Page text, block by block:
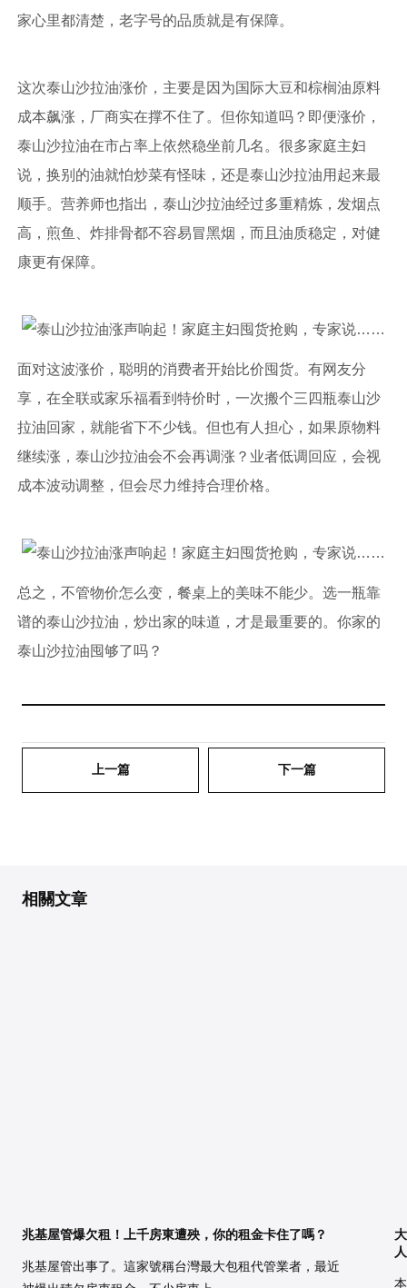
家心里都清楚，老字号的品质就是有保障。
这次泰山沙拉油涨价，主要是因为国际大豆和棕榈油原料
成本飙涨，厂商实在撑不住了。但你知道吗？即便涨价，
泰山沙拉油在市占率上依然稳坐前几名。很多家庭主妇
说，换别的油就怕炒菜有怪味，还是泰山沙拉油用起来最
顺手。营养师也指出，泰山沙拉油经过多重精炼，发烟点
高，煎鱼、炸排骨都不容易冒黑烟，而且油质稳定，对健
康更有保障。
面对这波涨价，聪明的消费者开始比价囤货。有网友分
享，在全联或家乐福看到特价时，一次搬个三四瓶泰山沙
拉油回家，就能省下不少钱。但也有人担心，如果原物料
继续涨，泰山沙拉油会不会再调涨？业者低调回应，会视
成本波动调整，但会尽力维持合理价格。
总之，不管物价怎么变，餐桌上的美味不能少。选一瓶靠
谱的泰山沙拉油，炒出家的味道，才是最重要的。你家的
泰山沙拉油囤够了吗？
上一篇 下一篇
相關文章
兆基屋管爆欠租！上千房東遭殃，你的租金卡住了嗎？
兆基屋管出事了。這家號稱台灣最大包租代管業者，最近